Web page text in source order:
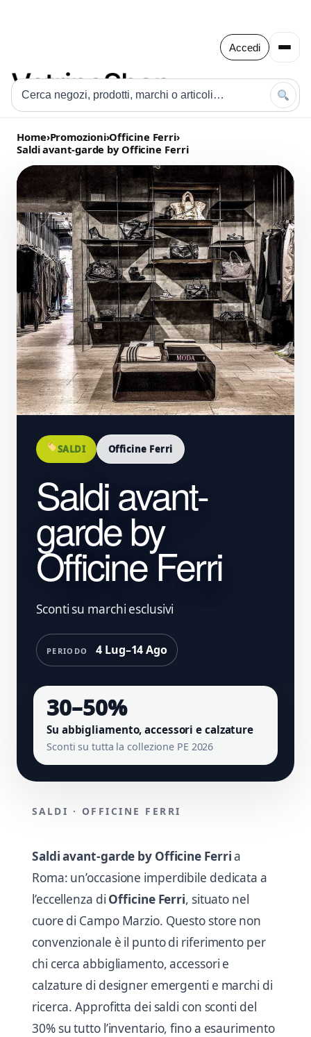
Accedi
Home›Promozioni›Officine Ferri›
Saldi avant-garde by Officine Ferri
SALDI Officine Ferri
Saldi avant-
garde by
Officine Ferri
Sconti su marchi esclusivi
PERIODO 4 Lug–14 Ago
30–50%
Su abbigliamento, accessori e calzature
Sconti su tutta la collezione PE 2026
SALDI · OFFICINE FERRI
Saldi avant-garde by Officine Ferria
Roma: un’occasione imperdibile dedicata a
l’eccellenza di Officine Ferri, situato nel
cuore di Campo Marzio. Questo store non
convenzionale è il punto di riferimento per
chi cerca abbigliamento, accessori e
calzature di designer emergenti e marchi di
ricerca. Approfitta dei saldi con sconti del
30% su tutto l’inventario, fino a esaurimento